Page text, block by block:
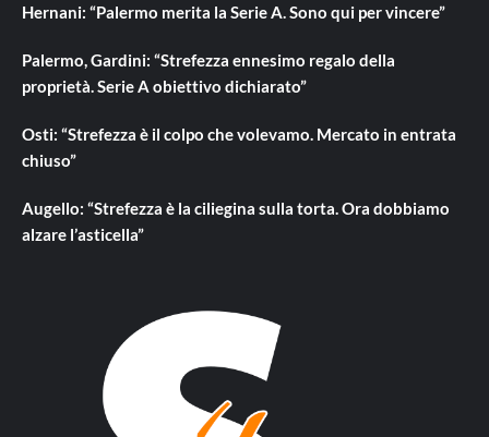
Hernani: “Palermo merita la Serie A. Sono qui per vincere”
Palermo, Gardini: “Strefezza ennesimo regalo della
proprietà. Serie A obiettivo dichiarato”
Osti: “Strefezza è il colpo che volevamo. Mercato in entrata
chiuso”
Augello: “Strefezza è la ciliegina sulla torta. Ora dobbiamo
alzare l’asticella”